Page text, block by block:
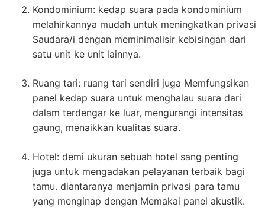
Kondominium: kedap suara pada kondominium
melahirkannya mudah untuk meningkatkan privasi
Saudara/i dengan meminimalisir kebisingan dari
satu unit ke unit lainnya.
Ruang tari: ruang tari sendiri juga Memfungsikan
panel kedap suara untuk menghalau suara dari
dalam terdengar ke luar, mengurangi intensitas
gaung, menaikkan kualitas suara.
Hotel: demi ukuran sebuah hotel sang penting
juga untuk mengadakan pelayanan terbaik bagi
tamu. diantaranya menjamin privasi para tamu
yang menginap dengan Memakai panel akustik.